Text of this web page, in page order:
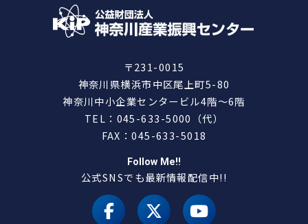
〒231-0015
神奈川県横浜市中区尾上町5-80
神奈川中小企業センタービル4階～6階
TEL：045-633-5000（代）
FAX：045-633-5018
Follow Me!!
公式SNSでも最新情報配信中!!